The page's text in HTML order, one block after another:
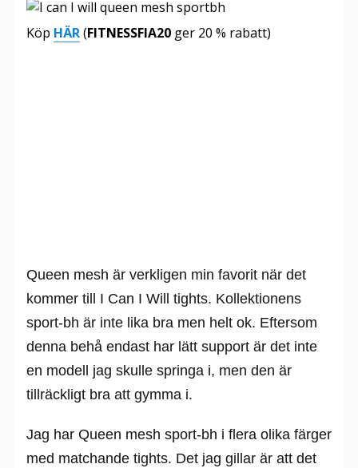
Köp HÄR(FITNESSFIA20 ger 20 % rabatt)
Queen mesh är verkligen min favorit när det
kommer till I Can I Will tights. Kollektionens
sport-bh är inte lika bra men helt ok. Eftersom
denna behå endast har lätt support är det inte
en modell jag skulle springa i, men den är
tillräckligt bra att gymma i.
Jag har Queen mesh sport-bh i flera olika färger
med matchande tights. Det jag gillar är att det